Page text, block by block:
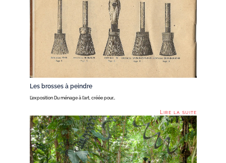
Les brosses à peindre
L’exposition Du ménage à l’art, créée pour…
Lire la suite